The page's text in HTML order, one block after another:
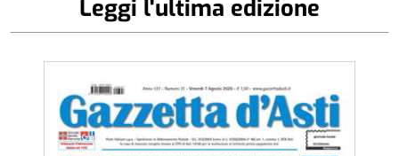
Leggi l'ultima edizione